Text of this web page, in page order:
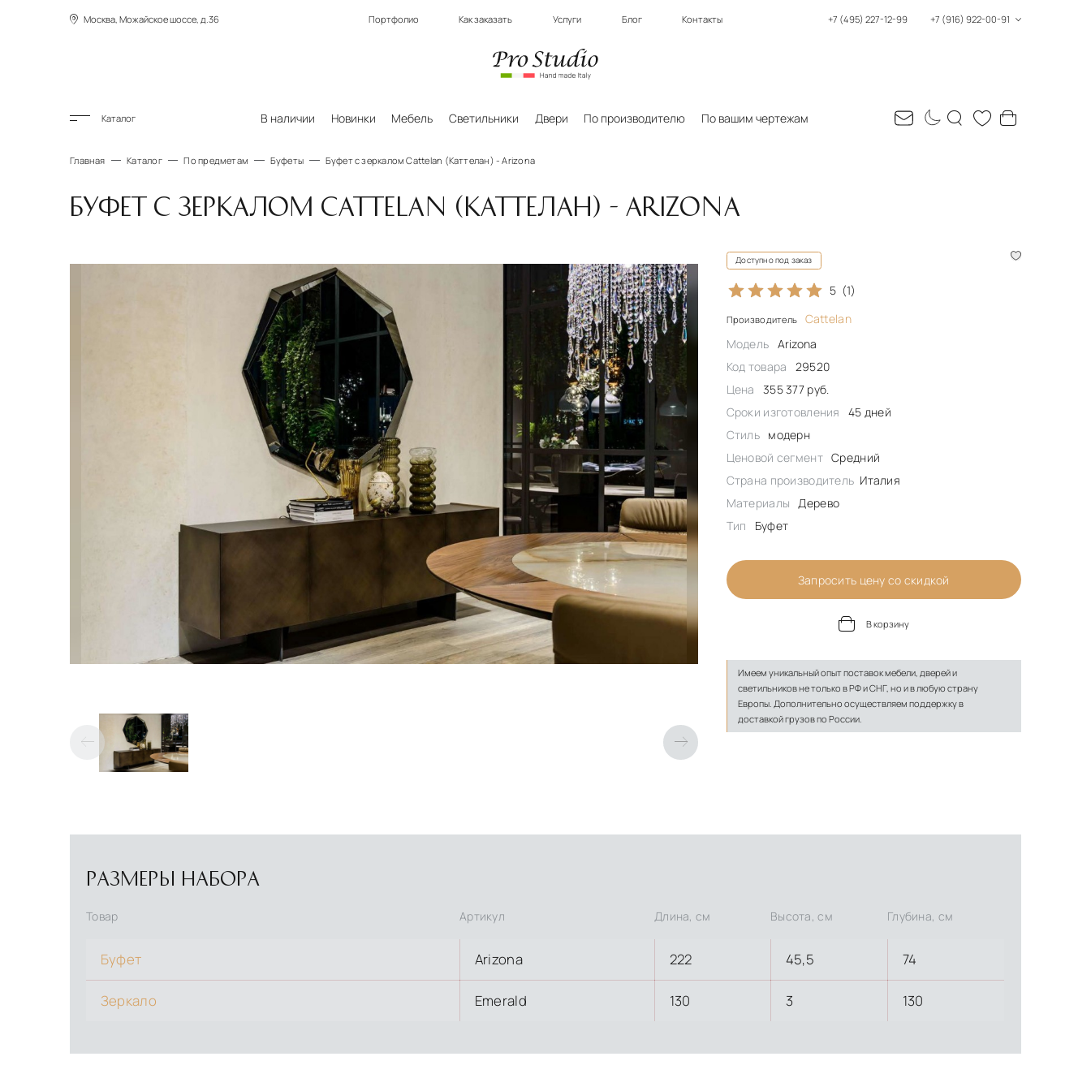
Москва, Можайское шоссе, д.36 Портфолио Как заказать Услуги Блог Контакты +7 (495) 227-12-99 +7 (916) 922-00-91
Каталог В наличии Новинки Мебель Светильники Двери По производителю По вашим чертежам
Главная Каталог По предметам Буфеты Буфет с зеркалом Cattelan (Каттелан) - Arizona
БУФЕТ С ЗЕРКАЛОМ CATTELAN (КАТТЕЛАН) - ARIZONA
Доступно под заказ
5 (1)
Производитель
Cattelan
Модель Arizona
Код товара
29520
Цена
355 377 руб.
Сроки изготовления
45 дней
Стиль модерн
Ценовой сегмент Средний
Страна производитель Италия
Материалы
Дерево
Тип
Буфет
Запросить цену со скидкой
В корзину
Имеем уникальный опыт поставок мебели, дверей и
светильников не только в РФ и СНГ, но и в любую страну
Европы. Дополнительно осуществляем поддержку в
доставкой грузов по России.
РАЗМЕРЫ НАБОРА
Товар Артикул Длина, см Высота, см Глубина, см
Буфет Arizona 222 45,5 74
Зеркало Emerald 130 3 130